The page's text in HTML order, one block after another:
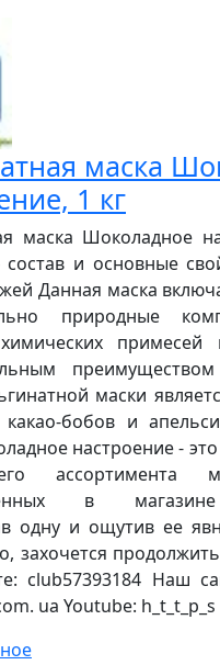
маска
1 кг
маска Шоколадное
и основные
Данная маска
природные
примесей
маски
какао-бобов и
настроение -
ассортимента
в
одну и ощутив ее
захочется
club57393184 Наш
ua Youtube: h_t_t_p_s